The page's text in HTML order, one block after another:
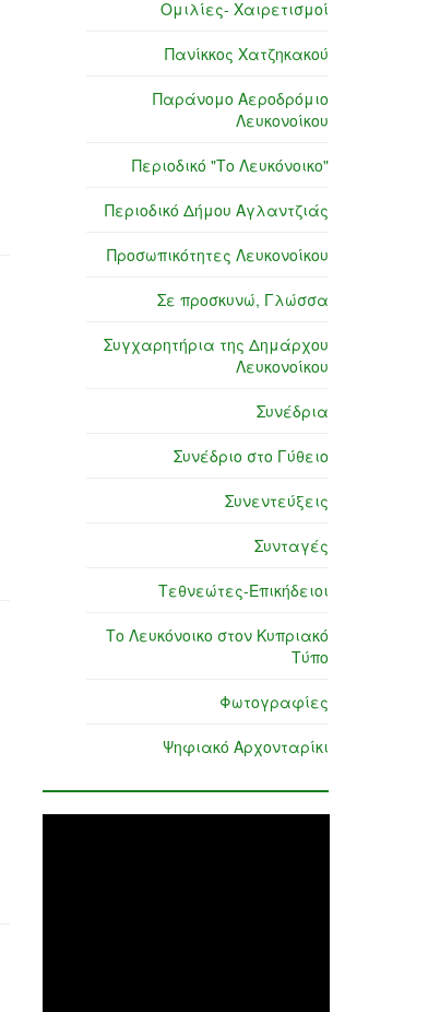
Ομιλίες- Χαιρετισμοί
Πανίκκος Χατζηκακού
Παράνομο Αεροδρόμιο
Λευκονοίκου
Περιοδικό "Το Λευκόνοικο"
Περιοδικό Δήμου Αγλαντζιάς
Προσωπικότητες Λευκονοίκου
Σε προσκυνώ, Γλώσσα
Συγχαρητήρια της Δημάρχου
Λευκονοίκου
Συνέδρια
Συνέδριο στο Γύθειο
Συνεντεύξεις
Συνταγές
Τεθνεώτες-Επικήδειοι
Το Λευκόνοικο στον Κυπριακό
Τύπο
Φωτογραφίες
Ψηφιακό Αρχονταρίκι